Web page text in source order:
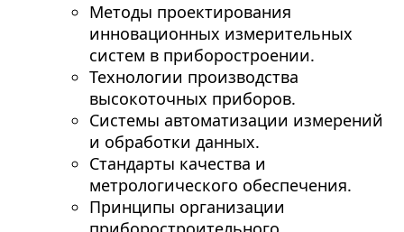
Методы проектирования
инновационных измерительных
систем в приборостроении.
Технологии производства
высокоточных приборов.
Системы автоматизации измерений
и обработки данных.
Стандарты качества и
метрологического обеспечения.
Принципы организации